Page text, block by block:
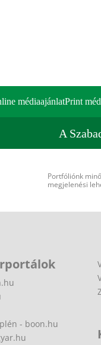
médiaajánlatPrint
A
Portfóliónk
megjelenési
- boon.hu